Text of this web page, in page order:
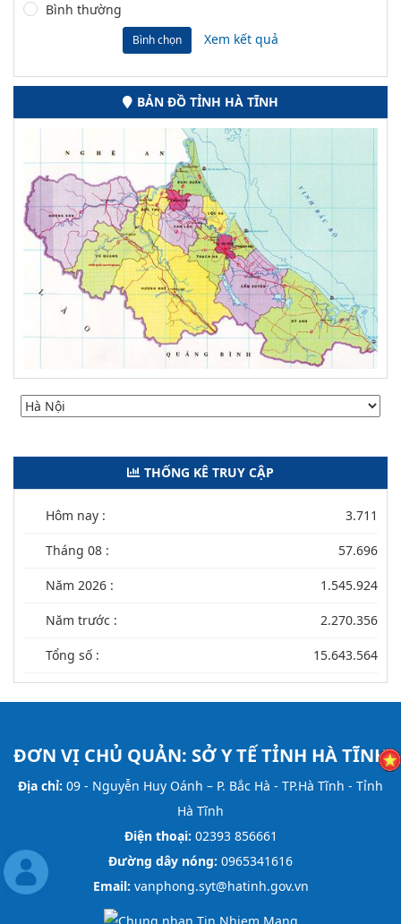
Bình thường
Bình chọn Xem kết quả
BẢN ĐỒ TỈNH HÀ TĨNH
THỐNG KÊ TRUY CẬP
Hôm nay : 3.711
Tháng 08 : 57.696
Năm 2026 : 1.545.924
Năm trước : 2.270.356
Tổng số : 15.643.564
ĐƠN VỊ CHỦ QUẢN: SỞ Y TẾ TỈNH HÀ TĨNH
Địa chỉ: 09 - Nguyễn Huy Oánh – P. Bắc Hà - TP.Hà Tĩnh - Tỉnh
Hà Tĩnh
Điện thoại: 02393 856661
Đường dây nóng: 0965341616
Email: vanphong.syt@hatinh.gov.vn